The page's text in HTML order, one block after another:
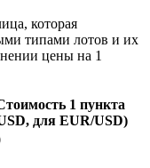
которая
типами лотов и их
цены на 1
1 пункта
для EUR/USD)